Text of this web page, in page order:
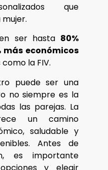
que
ser hasta 80%
más económicos
la FIV.
puede ser una
no siempre es la
las parejas. La
un camino
saludable y
Antes de
es importante
y elegir